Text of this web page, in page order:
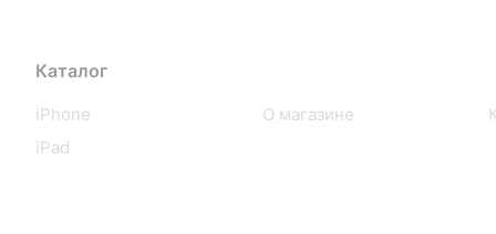
Каталог
iPhone
iPad
О магазине